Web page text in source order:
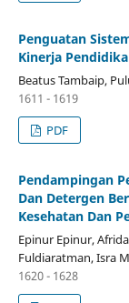
Penguatan
Kinerja
Beatus Tambaip,
1611 - 1619
PDF
Pendampingan
Dan Detergen
Kesehatan Dan
Epinur Epinur,
Fuldiaratman, Isra
1620 - 1628